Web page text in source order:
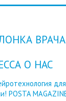
ВРАЧА
О НАС